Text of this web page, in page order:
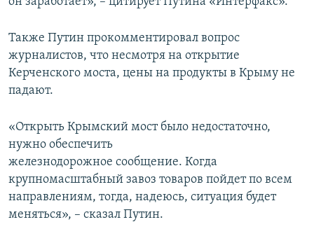
Также Путин прокомментировал вопрос
журналистов, что несмотря на открытие
Керченского моста, цены на продукты в Крыму не
падают.
«Открыть Крымский мост было недостаточно,
нужно обеспечить
железнодорожное сообщение. Когда
крупномасштабный завоз товаров пойдет по всем
направлениям, тогда, надеюсь, ситуация будет
меняться», – сказал Путин.